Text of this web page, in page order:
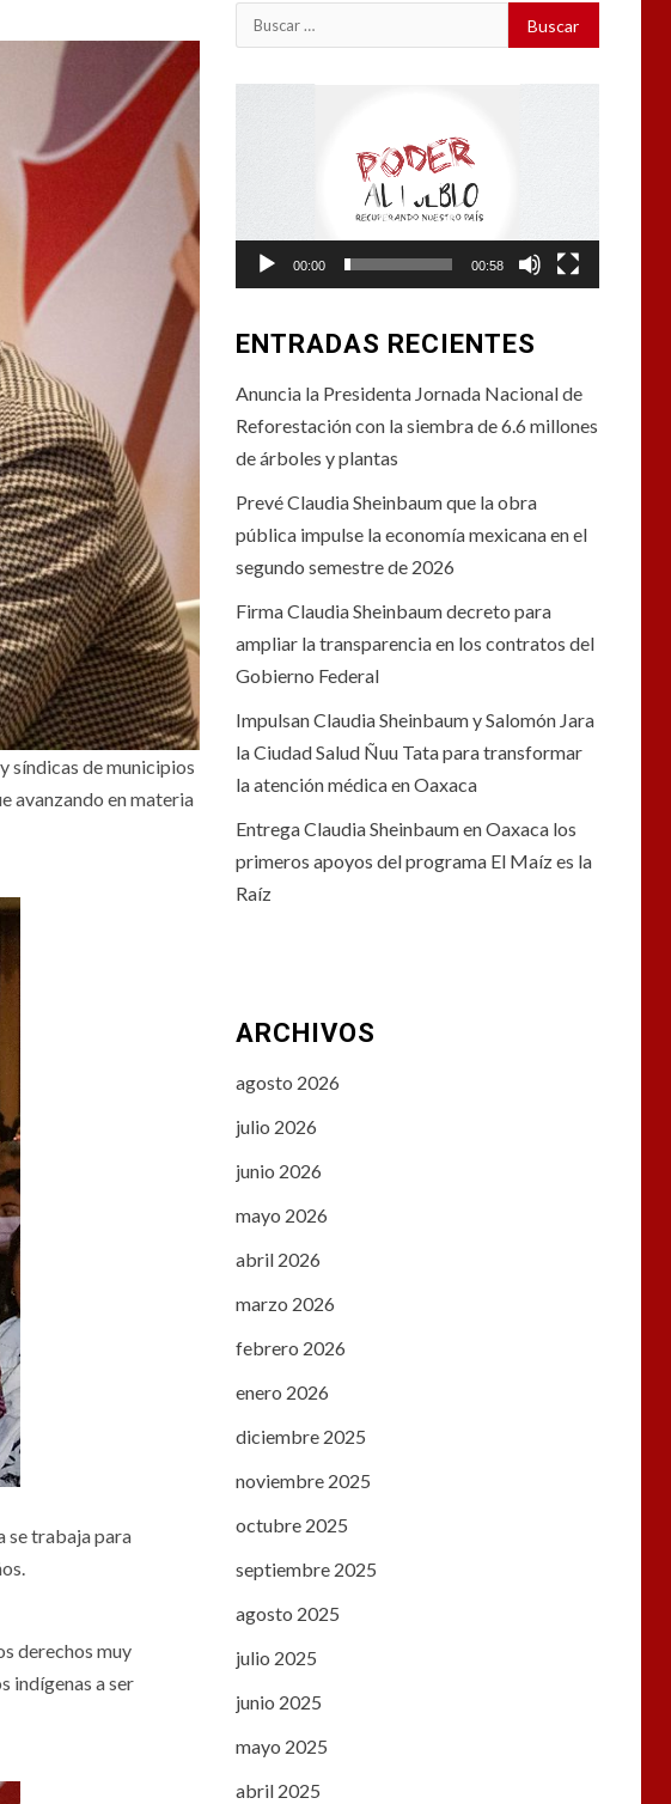
síndicas de municipios
avanzando en materia
se trabaja para
derechos muy
indígenas a ser
Buscar:
00:00 00:58
ENTRADAS RECIENTES
Anuncia la Presidenta Jornada Nacional de
Reforestación con la siembra de 6.6 millones
de árboles y plantas
Prevé Claudia Sheinbaum que la obra
pública impulse la economía mexicana en el
segundo semestre de 2026
Firma Claudia Sheinbaum decreto para
ampliar la transparencia en los contratos del
Gobierno Federal
Impulsan Claudia Sheinbaum y Salomón Jara
la Ciudad Salud Ñuu Tata para transformar
la atención médica en Oaxaca
Entrega Claudia Sheinbaum en Oaxaca los
primeros apoyos del programa El Maíz es la
Raíz
ARCHIVOS
agosto 2026
julio 2026
junio 2026
mayo 2026
abril 2026
marzo 2026
febrero 2026
enero 2026
diciembre 2025
noviembre 2025
octubre 2025
septiembre 2025
agosto 2025
julio 2025
junio 2025
mayo 2025
abril 2025